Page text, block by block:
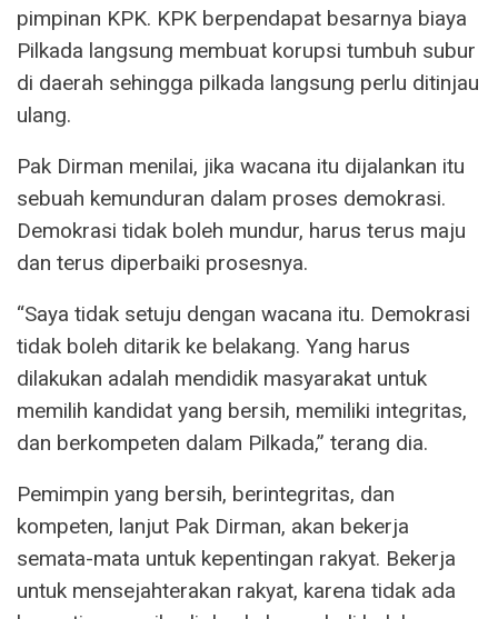
pimpinan KPK. KPK berpendapat besarnya biaya
Pilkada langsung membuat korupsi tumbuh subur
di daerah sehingga pilkada langsung perlu ditinjau
ulang.
Pak Dirman menilai, jika wacana itu dijalankan itu
sebuah kemunduran dalam proses demokrasi.
Demokrasi tidak boleh mundur, harus terus maju
dan terus diperbaiki prosesnya.
“Saya tidak setuju dengan wacana itu. Demokrasi
tidak boleh ditarik ke belakang. Yang harus
dilakukan adalah mendidik masyarakat untuk
memilih kandidat yang bersih, memiliki integritas,
dan berkompeten dalam Pilkada,” terang dia.
Pemimpin yang bersih, berintegritas, dan
kompeten, lanjut Pak Dirman, akan bekerja
semata-mata untuk kepentingan rakyat. Bekerja
untuk mensejahterakan rakyat, karena tidak ada